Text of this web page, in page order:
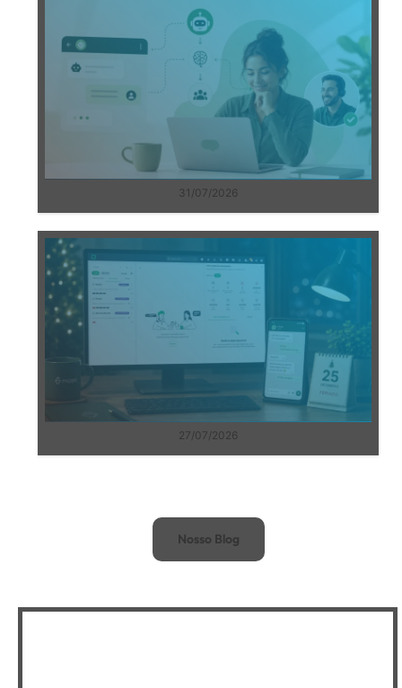
31/07/2026
27/07/2026
Nosso Blog